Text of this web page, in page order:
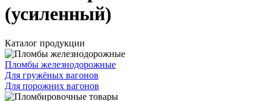
(усиленный)
Каталог продукции
Пломбы железнодорожные
Для гружёных вагонов
Для порожних вагонов